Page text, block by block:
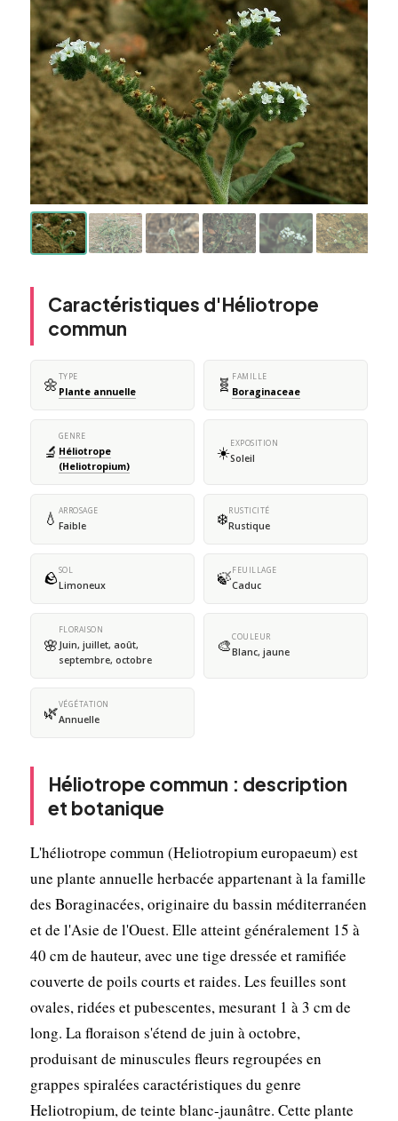
Caractéristiques d'Héliotrope
commun
🌼TYPE
Plante annuelle 🧬 FAMILLE
Boraginaceae
🔬
GENRE
Héliotrope
(Heliotropium)
☀️EXPOSITION
Soleil
💧 ARROSAGE
Faible ❄️RUSTICITÉ
Rustique
🪨SOL
Limoneux 🍃FEUILLAGE
Caduc
🌸
FLORAISON
Juin, juillet, août,
septembre, octobre
🎨COULEUR
Blanc, jaune
🌿VÉGÉTATION
Annuelle
Héliotrope commun : description
et botanique
L'héliotrope commun (Heliotropium europaeum) est
une plante annuelle herbacée appartenant à la famille
des Boraginacées, originaire du bassin méditerranéen
et de l'Asie de l'Ouest. Elle atteint généralement 15 à
40 cm de hauteur, avec une tige dressée et ramifiée
couverte de poils courts et raides. Les feuilles sont
ovales, ridées et pubescentes, mesurant 1 à 3 cm de
long. La floraison s'étend de juin à octobre,
produisant de minuscules fleurs regroupées en
grappes spiralées caractéristiques du genre
Heliotropium, de teinte blanc-jaunâtre. Cette plante